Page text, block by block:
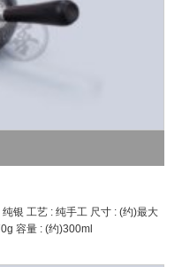
银 工艺 : 纯手工 尺寸 : (约)最大
容量 : (约)300ml